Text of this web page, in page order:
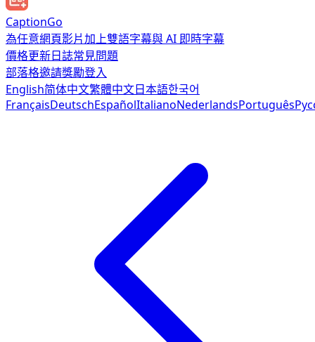
CaptionGo
為任意網頁影片加上雙語字幕與 AI 即時字幕
價格更新日誌常見問題
部落格邀請獎勵登入
English简体中文繁體中文日本語한국어
FrançaisDeutschEspañolItalianoNederlandsPortuguês